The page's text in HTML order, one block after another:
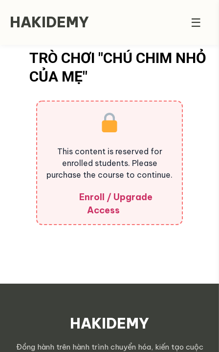
HAKIDEMY ☰
TRÒ CHƠI "CHÚ CHIM NHỎ
CỦA MẸ"
This content is reserved for
enrolled students. Please
purchase the course to continue.
Enroll / Upgrade
Access
HAKIDEMY
Đồng hành trên hành trình chuyển hóa, kiến tạo cuộc